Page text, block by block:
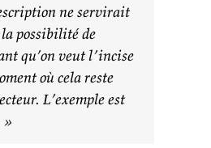
ne servirait
possibilité de
qu’on veut l’incise
où cela reste
L’exemple est
»